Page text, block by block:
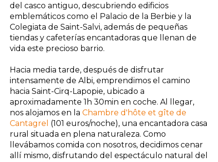
del casco antiguo, descubriendo edificios
emblemáticos como el Palacio de la Berbie y la
Colegiata de Saint-Salvi, además de pequeñas
tiendas y cafeterías encantadoras que llenan de
vida este precioso barrio.
Hacia media tarde, después de disfrutar
intensamente de Albi, emprendimos el camino
hacia Saint-Cirq-Lapopie, ubicado a
aproximadamente 1h 30min en coche. Al llegar,
nos alojamos en la Chambre d'hôte et gîte de
Cantagrel (101 euros/noche), una encantadora casa
rural situada en plena naturaleza. Como
llevábamos comida con nosotros, decidimos cenar
allí mismo, disfrutando del espectáculo natural del